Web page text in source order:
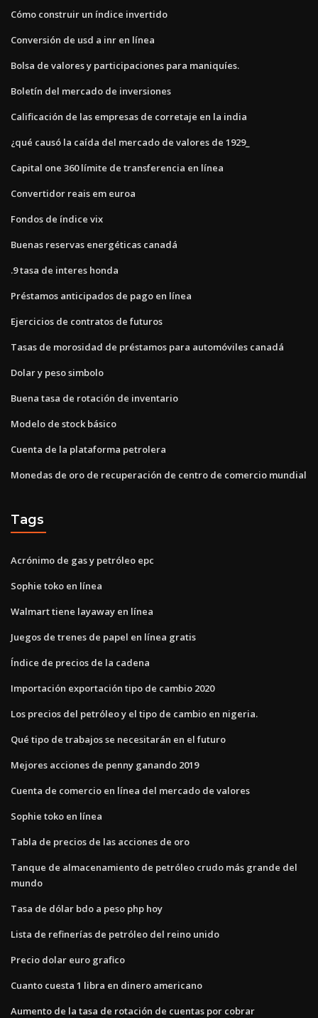
Cómo construir un índice invertido
Conversión de usd a inr en línea
Bolsa de valores y participaciones para maniquíes.
Boletín del mercado de inversiones
Calificación de las empresas de corretaje en la india
¿qué causó la caída del mercado de valores de 1929_
Capital one 360 ​​límite de transferencia en línea
Convertidor reais em euroa
Fondos de índice vix
Buenas reservas energéticas canadá
.9 tasa de interes honda
Préstamos anticipados de pago en línea
Ejercicios de contratos de futuros
Tasas de morosidad de préstamos para automóviles canadá
Dolar y peso simbolo
Buena tasa de rotación de inventario
Modelo de stock básico
Cuenta de la plataforma petrolera
Monedas de oro de recuperación de centro de comercio mundial
Tags
Acrónimo de gas y petróleo epc
Sophie toko en línea
Walmart tiene layaway en línea
Juegos de trenes de papel en línea gratis
Índice de precios de la cadena
Importación exportación tipo de cambio 2020
Los precios del petróleo y el tipo de cambio en nigeria.
Qué tipo de trabajos se necesitarán en el futuro
Mejores acciones de penny ganando 2019
Cuenta de comercio en línea del mercado de valores
Sophie toko en línea
Tabla de precios de las acciones de oro
Tanque de almacenamiento de petróleo crudo más grande del
mundo
Tasa de dólar bdo a peso php hoy
Lista de refinerías de petróleo del reino unido
Precio dolar euro grafico
Cuanto cuesta 1 libra en dinero americano
Aumento de la tasa de rotación de cuentas por cobrar